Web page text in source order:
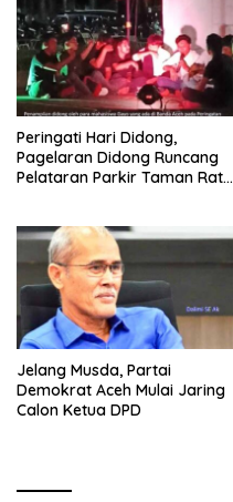
Peringati Hari Didong,
Pagelaran Didong Runcang
Pelataran Parkir Taman Ratu
Jelang Musda, Partai
Demokrat Aceh Mulai Jaring
Calon Ketua DPD